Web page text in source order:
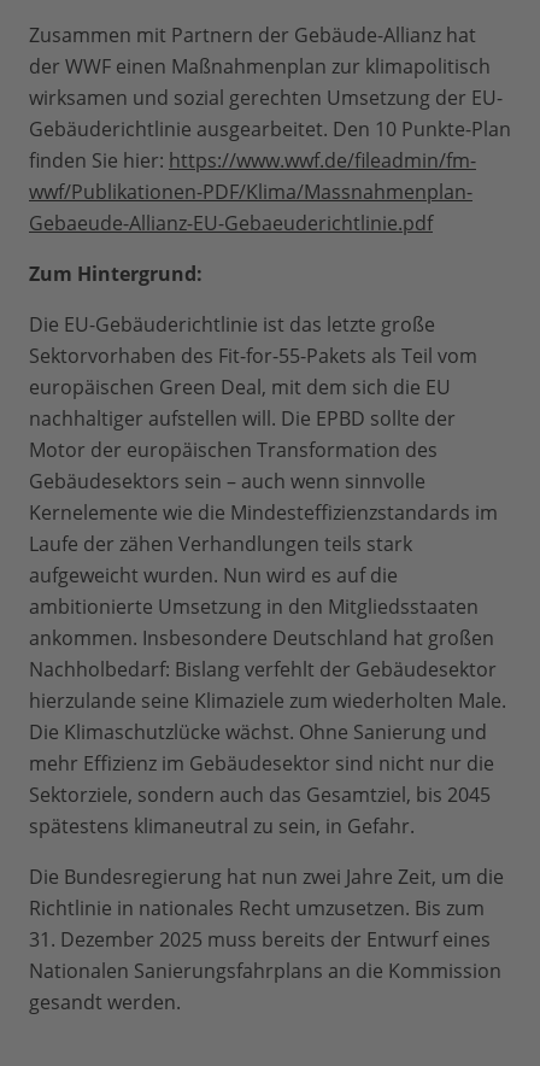
Zusammen mit Partnern der Gebäude-Allianz hat
der WWF einen Maßnahmenplan zur klimapolitisch
wirksamen und sozial gerechten Umsetzung der EU-
Gebäuderichtlinie ausgearbeitet. Den 10 Punkte-Plan
finden Sie hier: https://www.wwf.de/fileadmin/fm-
wwf/Publikationen-PDF/Klima/Massnahmenplan-
Gebaeude-Allianz-EU-Gebaeuderichtlinie.pdf
Zum Hintergrund:
Die EU-Gebäuderichtlinie ist das letzte große
Sektorvorhaben des Fit-for-55-Pakets als Teil vom
europäischen Green Deal, mit dem sich die EU
nachhaltiger aufstellen will. Die EPBD sollte der
Motor der europäischen Transformation des
Gebäudesektors sein – auch wenn sinnvolle
Kernelemente wie die Mindesteffizienzstandards im
Laufe der zähen Verhandlungen teils stark
aufgeweicht wurden. Nun wird es auf die
ambitionierte Umsetzung in den Mitgliedsstaaten
ankommen. Insbesondere Deutschland hat großen
Nachholbedarf: Bislang verfehlt der Gebäudesektor
hierzulande seine Klimaziele zum wiederholten Male.
Die Klimaschutzlücke wächst. Ohne Sanierung und
mehr Effizienz im Gebäudesektor sind nicht nur die
Sektorziele, sondern auch das Gesamtziel, bis 2045
spätestens klimaneutral zu sein, in Gefahr.
Die Bundesregierung hat nun zwei Jahre Zeit, um die
Richtlinie in nationales Recht umzusetzen. Bis zum
31. Dezember 2025 muss bereits der Entwurf eines
Nationalen Sanierungsfahrplans an die Kommission
gesandt werden.